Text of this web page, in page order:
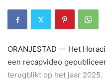
ORANJESTAD — Het
een recapvideo
terugblikt op het jaar 2025.